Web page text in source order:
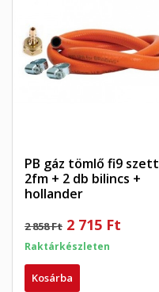
PB gáz tömlő fi9 szett
2fm + 2 db bilincs +
hollander
2 858 Ft 2 715 Ft
Raktárkészleten
Kosárba